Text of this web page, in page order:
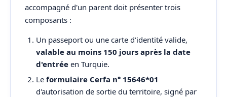
accompagné d'un parent doit présenter trois
composants :
Un passeport ou une carte d'identité valide,
valable au moins 150 jours après la date
d'entrée en Turquie.
Le formulaire Cerfa n° 15646*01
d'autorisation de sortie du territoire, signé par